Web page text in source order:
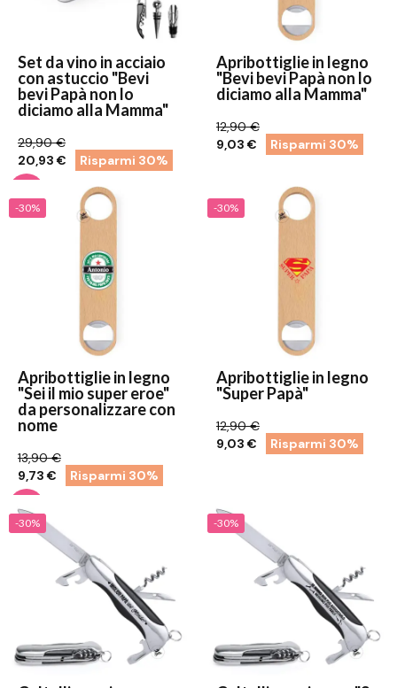
Set da vino in acciaio
con astuccio "Bevi
bevi Papà non lo
diciamo alla Mamma"
29,90 €
20,93 €
Risparmi 30%
Apribottiglie in legno
"Bevi bevi Papà non lo
diciamo alla Mamma"
12,90 €
9,03 €
Risparmi 30%
-30%
Apribottiglie in legno
"Sei il mio super eroe"
da personalizzare con
nome
13,90 €
9,73 €
Risparmi 30%
-30%
Apribottiglie in legno
"Super Papà"
12,90 €
9,03 €
Risparmi 30%
-30% -30%